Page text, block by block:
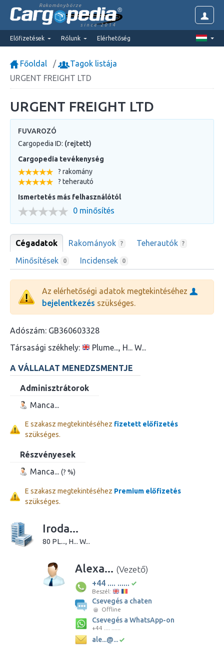
Rakománybörze
since 2014
Előfizetések Rólunk Elérhetőség
Főoldal
Tagok listája
URGENT FREIGHT LTD
URGENT FREIGHT LTD
FUVAROZÓ
Cargopedia ID: (rejtett)
Cargopedia tevékenység
? rakomány
? teherautó
Ismertetés más felhasználótól
0 minősítés
Cégadatok Rakományok ? Teherautók ?
Minősítések 0 Incidensek 0
Az elérhetőségi adatok megtekintéséhez
bejelentkezés szükséges.
Adószám: GB360603328
Társasági székhely:
Plume..., H... W...
A VÁLLALAT MENEDZSMENTJE
Adminisztrátorok
Manca...
E szakasz megtekintéséhez fizetett előfizetés
szükséges.
Részvényesek
Manca... (? %)
E szakasz megtekintéséhez Premium előfizetés
szükséges.
Iroda...
80 PL..., H... W...
Alexa... (Vezető)
+44 .... ......
Beszél:
Csevegés a chaten
Offline
Csevegés a WhatsApp-on
+44 .... ......
ale...@...